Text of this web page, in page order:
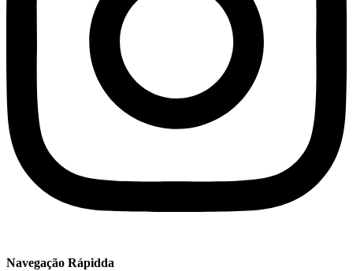
Navegação Rápidda